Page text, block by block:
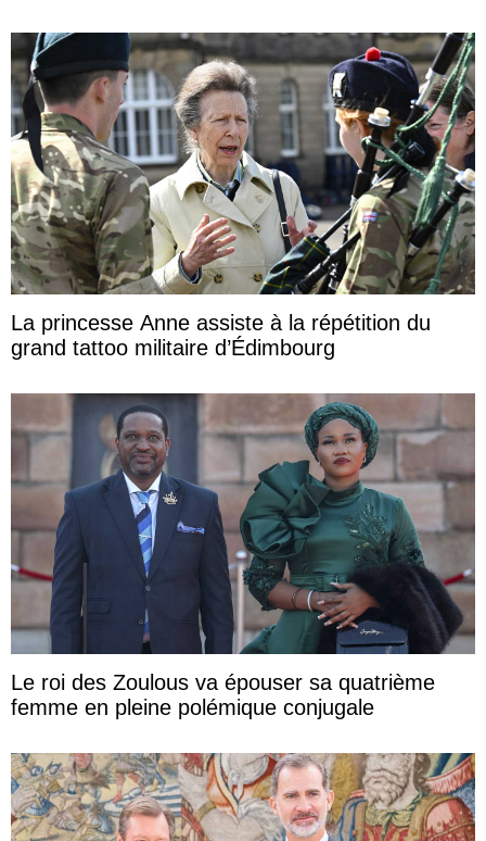
La princesse Anne assiste à la répétition du
grand tattoo militaire d’Édimbourg
Le roi des Zoulous va épouser sa quatrième
femme en pleine polémique conjugale